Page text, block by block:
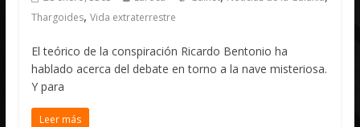
Thargoides,Vida extraterrestre
El teórico de la conspiración Ricardo Bentonio ha
hablado acerca del debate en torno a la nave misteriosa.
Y para
Leer más